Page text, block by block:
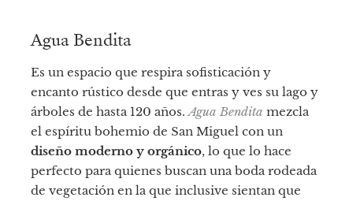
Agua Bendita
Es un espacio que respira sofisticación y
encanto rústico desde que entras y ves su lago y
árboles de hasta 120 años.Agua Bendita mezcla
el espíritu bohemio de San Miguel con un
diseño moderno y orgánico, lo que lo hace
perfecto para quienes buscan una boda rodeada
de vegetación en la que inclusive sientan que